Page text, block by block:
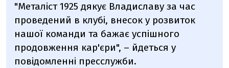
"Металіст 1925 дякує Владиславу за час
проведений в клубі, внесок у розвиток
нашої команди та бажає успішного
продовження кар'єри", – йдеться у
повідомленні пресслужби.